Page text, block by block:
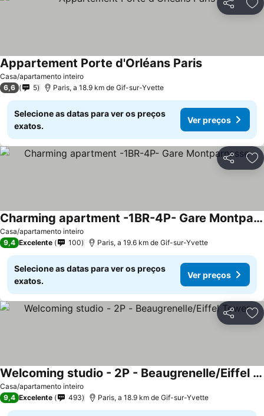
Partilhar
Casa/apartamento inteiro
Appartement Porte d'Orléans ParisVer preços
6,6 5 Paris, a 18.9 km de Gif-sur-Yvette
Selecione as datas para ver os preços
exatos.
Ver preços
Partilhar
Casa/apartamento inteiro
Charming apartment -1BR-4P- Gare Montparnasse
Ver preços
9,4 Excelente 100 Paris, a 19.6 km de Gif-sur-Yvette
Selecione as datas para ver os preços
exatos.
Ver preços
Partilhar
Casa/apartamento inteiro
Welcoming studio - 2P - Beaugrenelle/Eiffel Tower
Ver preços
9,4 Excelente 493 Paris, a 18.9 km de Gif-sur-Yvette